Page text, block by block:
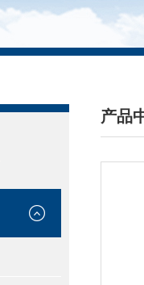
产品
/